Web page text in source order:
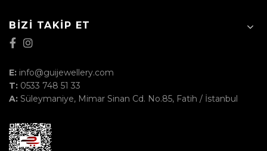
BIZI TAKIP ET
E: info@guijewellery.com
T: 0533 748 51 33
A: Süleymaniye, Mimar Sinan Cd. No.85, Fatih / İstanbul